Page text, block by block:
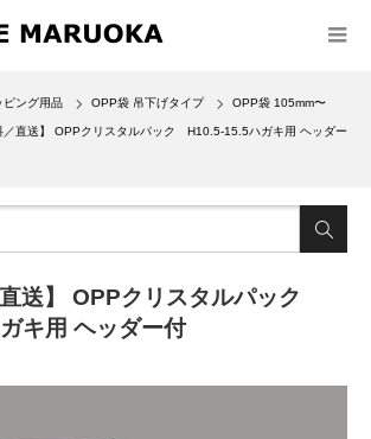
ピング用品 OPP袋 吊下げタイプ OPP袋 105mm〜
／直送】 OPPクリスタルパック H10.5-15.5ハガキ用 ヘッダー
直送】 OPPクリスタルパック
キ用 ヘッダー付